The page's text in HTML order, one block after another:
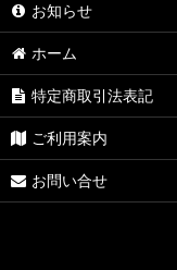
お知らせ
ホーム
特定商取引法表記
ご利用案内
お問い合せ